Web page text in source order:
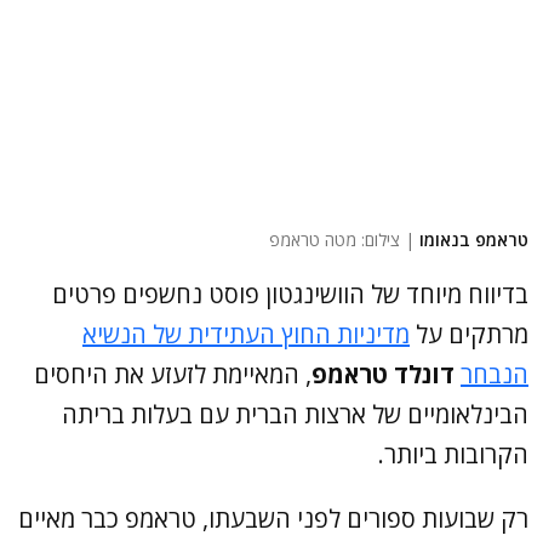
טראמפ בנאומו | צילום: מטה טראמפ
בדיווח מיוחד של הוושינגטון פוסט נחשפים פרטים
מרתקים על מדיניות החוץ העתידית של הנשיא
הנבחר דונלד טראמפ, המאיימת לזעזע את היחסים
הבינלאומיים של ארצות הברית עם בעלות בריתה
הקרובות ביותר.
רק שבועות ספורים לפני השבעתו, טראמפ כבר מאיים